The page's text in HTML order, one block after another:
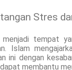
Stres
menjadi tempat
Islam
ini dengan
membantu